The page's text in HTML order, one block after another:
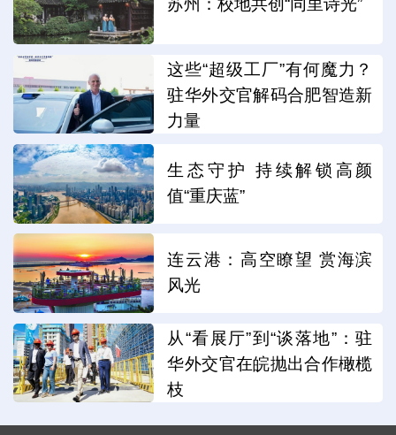
苏州：校地共创“同里诗光”
这些“超级工厂”有何魔力？
驻华外交官解码合肥智造新
力量
生态守护 持续解锁高颜
值“重庆蓝”
连云港：高空瞭望 赏海滨
风光
从“看展厅”到“谈落地”：驻
华外交官在皖抛出合作橄榄
枝